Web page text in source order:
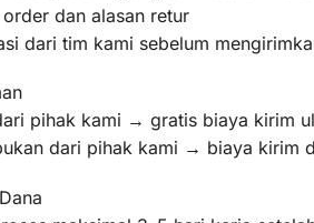
dan alasan retur
dari tim kami sebelum
pihak kami → gratis biaya kirim
dari pihak kami → biaya kirim